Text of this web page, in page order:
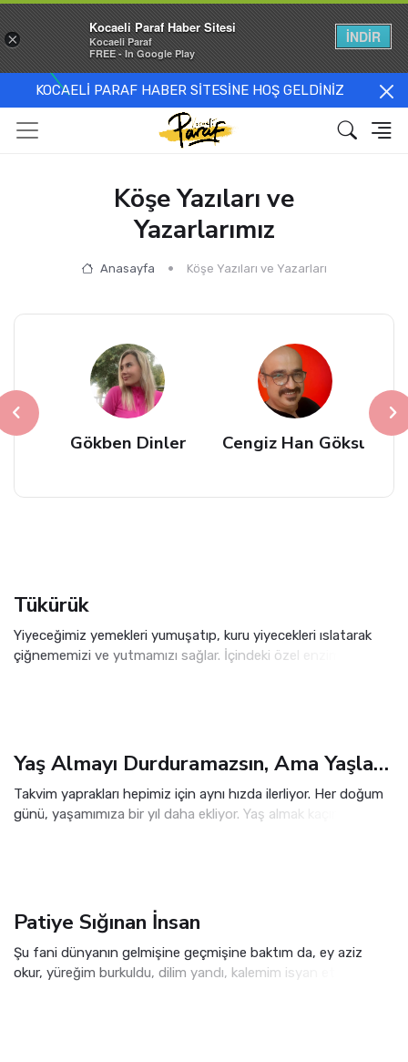
KOCAELİ PARAF HABER SİTESİNE HOŞ GELDİNİZ
Köşe Yazıları ve
Yazarlarımız
Anasayfa Köşe Yazıları ve Yazarları
Gökben Dinler Cengiz Han Göksu
Tükürük
Yiyeceğimiz yemekleri yumuşatıp, kuru yiyecekleri ıslatarak
çiğnememizi ve yutmamızı sağlar. İçindeki özel enzimler
Yaş Almayı Durduramazsın, Ama Yaşlanmayı Yavaşlatabilirsin
Takvim yaprakları hepimiz için aynı hızda ilerliyor. Her doğum
günü, yaşamımıza bir yıl daha ekliyor. Yaş almak kaçınılmaz;
Patiye Sığınan İnsan
Şu fani dünyanın gelmişine geçmişine baktım da, ey aziz
okur, yüreğim burkuldu, dilim yandı, kalemim isyan etti.
×
Kocaeli Paraf Haber Sitesi
Kocaeli Paraf
FREE - In Google Play
İNDİR